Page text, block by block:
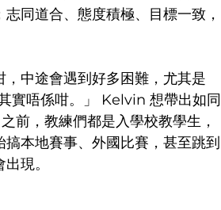
同道合、態度積極、目標一致，
中途會遇到好多困難，尤其是
實唔係咁。」 Kelvin 想帶出如同
前，教練們都是入學校教學生，
本地賽事、外國比賽，甚至跳到
現。